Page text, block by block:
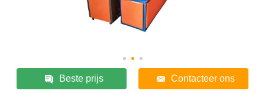
Beste prijs Contacteer ons